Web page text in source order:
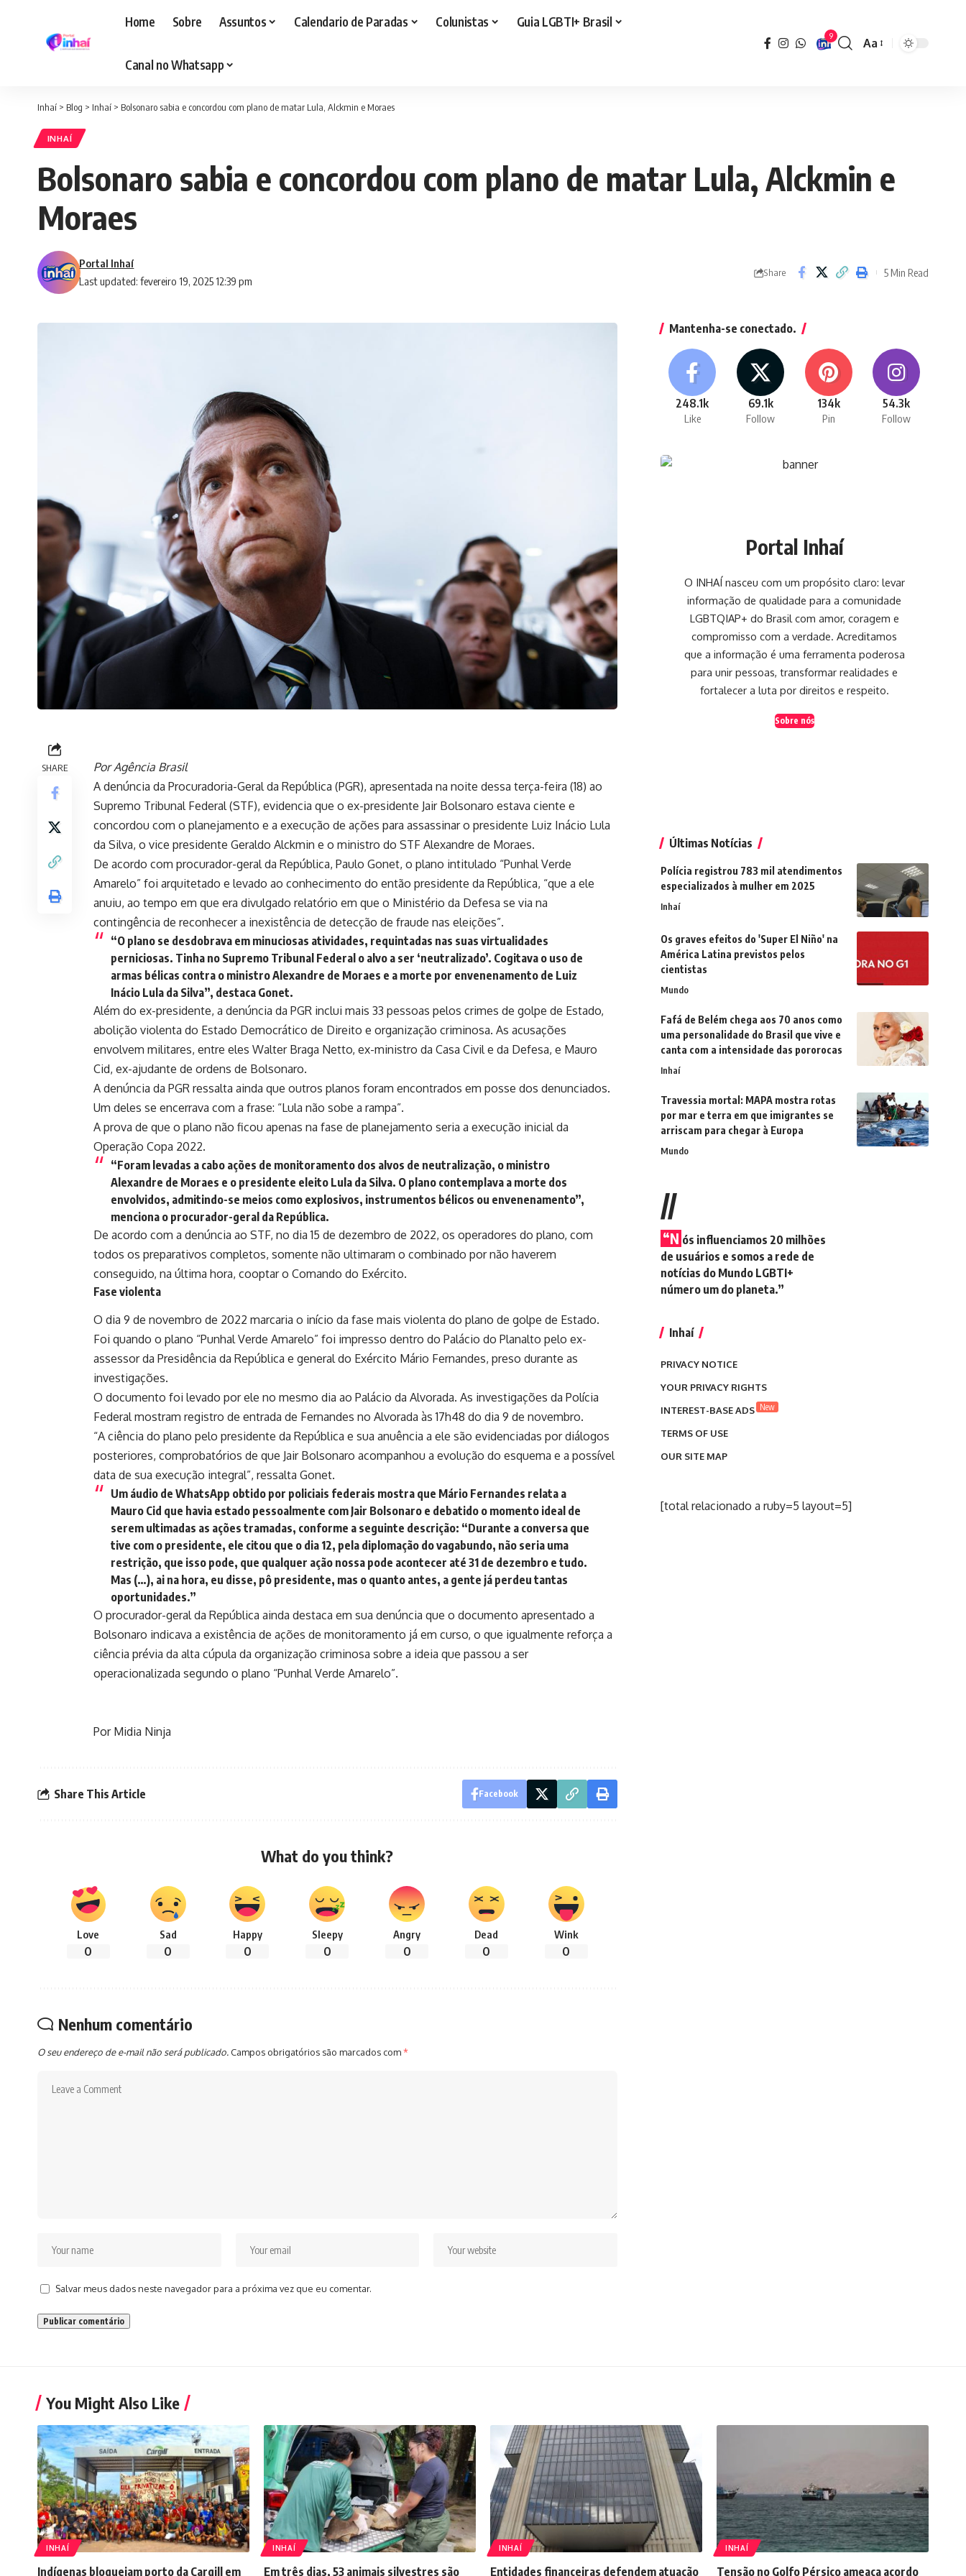
Home Sobre Assuntos Calendario de Paradas Colunistas Guia LGBTI+ Brasil
Canal no Whatsapp
9
Font
Aa
Inhaí > Blog > Inhaí > Bolsonaro sabia e concordou com plano de matar Lula, Alckmin e Moraes
INHAÍ
Bolsonaro sabia e concordou com plano de matar Lula, Alckmin e
Moraes
Last updated: fevereiro 19, 2025 12:39 pm
Portal Inhaí
Share 5 Min Read
SHARE
Por Agência Brasil
A denúncia da Procuradoria-Geral da República (PGR), apresentada na noite dessa terça-feira (18) ao
Supremo Tribunal Federal (STF), evidencia que o ex-presidente Jair Bolsonaro estava ciente e
concordou com o planejamento e a execução de ações para assassinar o presidente Luiz Inácio Lula
da Silva, o vice presidente Geraldo Alckmin e o ministro do STF Alexandre de Moraes.
De acordo com procurador-geral da República, Paulo Gonet, o plano intitulado “Punhal Verde
Amarelo” foi arquitetado e levado ao conhecimento do então presidente da República, “que a ele
anuiu, ao tempo em que era divulgado relatório em que o Ministério da Defesa se via na
contingência de reconhecer a inexistência de detecção de fraude nas eleições”.
“O plano se desdobrava em minuciosas atividades, requintadas nas suas virtualidades
perniciosas. Tinha no Supremo Tribunal Federal o alvo a ser ‘neutralizado’. Cogitava o uso de
armas bélicas contra o ministro Alexandre de Moraes e a morte por envenenamento de Luiz
Inácio Lula da Silva”, destaca Gonet.
Além do ex-presidente, a denúncia da PGR inclui mais 33 pessoas pelos crimes de golpe de Estado,
abolição violenta do Estado Democrático de Direito e organização criminosa. As acusações
envolvem militares, entre eles Walter Braga Netto, ex-ministro da Casa Civil e da Defesa, e Mauro
Cid, ex-ajudante de ordens de Bolsonaro.
A denúncia da PGR ressalta ainda que outros planos foram encontrados em posse dos denunciados.
Um deles se encerrava com a frase: “Lula não sobe a rampa”.
A prova de que o plano não ficou apenas na fase de planejamento seria a execução inicial da
Operação Copa 2022.
“Foram levadas a cabo ações de monitoramento dos alvos de neutralização, o ministro
Alexandre de Moraes e o presidente eleito Lula da Silva. O plano contemplava a morte dos
envolvidos, admitindo-se meios como explosivos, instrumentos bélicos ou envenenamento”,
menciona o procurador-geral da República.
De acordo com a denúncia ao STF, no dia 15 de dezembro de 2022, os operadores do plano, com
todos os preparativos completos, somente não ultimaram o combinado por não haverem
conseguido, na última hora, cooptar o Comando do Exército.
Fase violenta
O dia 9 de novembro de 2022 marcaria o início da fase mais violenta do plano de golpe de Estado.
Foi quando o plano “Punhal Verde Amarelo” foi impresso dentro do Palácio do Planalto pelo ex-
assessor da Presidência da República e general do Exército Mário Fernandes, preso durante as
investigações.
O documento foi levado por ele no mesmo dia ao Palácio da Alvorada. As investigações da Polícia
Federal mostram registro de entrada de Fernandes no Alvorada às 17h48 do dia 9 de novembro.
“A ciência do plano pelo presidente da República e sua anuência a ele são evidenciadas por diálogos
posteriores, comprobatórios de que Jair Bolsonaro acompanhou a evolução do esquema e a possível
data de sua execução integral”, ressalta Gonet.
Um áudio de WhatsApp obtido por policiais federais mostra que Mário Fernandes relata a
Mauro Cid que havia estado pessoalmente com Jair Bolsonaro e debatido o momento ideal de
serem ultimadas as ações tramadas, conforme a seguinte descrição: “Durante a conversa que
tive com o presidente, ele citou que o dia 12, pela diplomação do vagabundo, não seria uma
restrição, que isso pode, que qualquer ação nossa pode acontecer até 31 de dezembro e tudo.
Mas (…), ai na hora, eu disse, pô presidente, mas o quanto antes, a gente já perdeu tantas
oportunidades.”
O procurador-geral da República ainda destaca em sua denúncia que o documento apresentado a
Bolsonaro indicava a existência de ações de monitoramento já em curso, o que igualmente reforça a
ciência prévia da alta cúpula da organização criminosa sobre a ideia que passou a ser
operacionalizada segundo o plano “Punhal Verde Amarelo”.
Por Midia Ninja
Share This Article Facebook
What do you think?
Love
0
Sad
0
Happy
0
Sleepy
0
Angry
0
Dead
0
Wink
0
Nenhum comentário
O seu endereço de e-mail não será publicado. Campos obrigatórios são marcados com*
Salvar meus dados neste navegador para a próxima vez que eu comentar.
Mantenha-se conectado.
248.1k
Like
69.1k
Follow
134k
Pin
54.3k
Follow
Portal Inhaí
O INHAÍ nasceu com um propósito claro: levar
informação de qualidade para a comunidade
LGBTQIAP+ do Brasil com amor, coragem e
compromisso com a verdade. Acreditamos
que a informação é uma ferramenta poderosa
para unir pessoas, transformar realidades e
fortalecer a luta por direitos e respeito.
Sobre nós
Últimas Notícias
Polícia registrou 783 mil atendimentos
especializados à mulher em 2025
Inhaí
Os graves efeitos do 'Super El Niño' na
América Latina previstos pelos
cientistas
Mundo
Fafá de Belém chega aos 70 anos como
uma personalidade do Brasil que vive e
canta com a intensidade das pororocas
Inhaí
Travessia mortal: MAPA mostra rotas
por mar e terra em que imigrantes se
arriscam para chegar à Europa
Mundo
//
“N ós influenciamos 20 milhões
de usuários e somos a rede de
notícias do Mundo LGBTI+
número um do planeta.”
Inhaí
PRIVACY NOTICE
YOUR PRIVACY RIGHTS
INTEREST-BASE ADS New
TERMS OF USE
OUR SITE MAP
[total relacionado a ruby=5 layout=5]
You Might Also Like
INHAÍ
Indígenas bloqueiam porto da Cargill em
INHAÍ
Em três dias, 53 animais silvestres são
INHAÍ
Entidades financeiras defendem atuação
INHAÍ
Tensão no Golfo Pérsico ameaça acordo